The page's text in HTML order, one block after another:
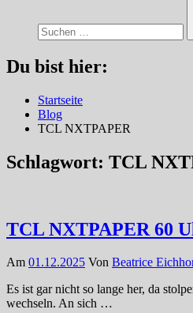
Du bist hier:
Startseite
Blog
TCL NXTPAPER
Schlagwort: TCL
TCL NXTPAPER 60
Am 01.12.2025 Von Beatrice
Es ist gar nicht so lange her, da
wechseln. An sich …